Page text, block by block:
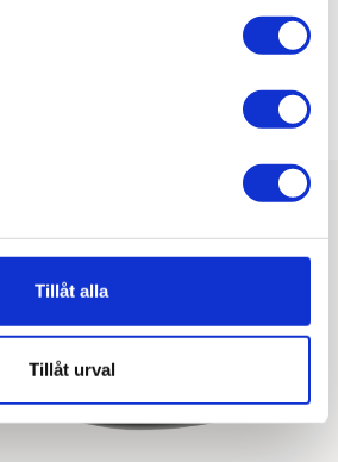
Tillåt alla
Tillåt urval